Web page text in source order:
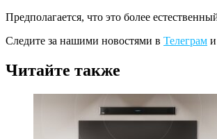
Предполагается, что это более
Следите за нашими новостями в Телеграм и
Читайте также